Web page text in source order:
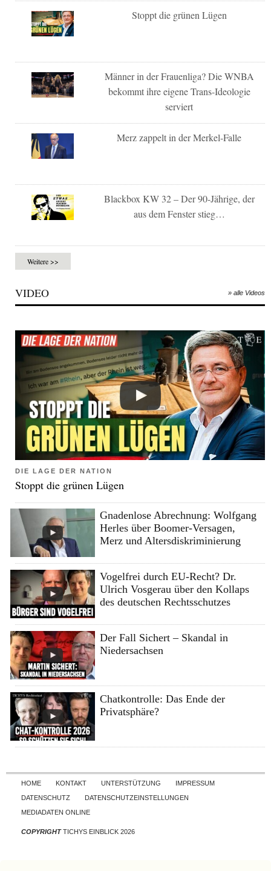
Stoppt die grünen Lügen
Männer in der Frauenliga? Die WNBA
bekommt ihre eigene Trans-Ideologie
serviert
Merz zappelt in der Merkel-Falle
Blackbox KW 32 – Der 90-Jährige, der
aus dem Fenster stieg…
Weitere >>
VIDEO » alle Videos
DIE LAGE DER NATION
Stoppt die grünen Lügen
Gnadenlose Abrechnung: Wolfgang
Herles über Boomer-Versagen,
Merz und Altersdiskriminierung
Vogelfrei durch EU-Recht? Dr.
Ulrich Vosgerau über den Kollaps
des deutschen Rechtsschutzes
Der Fall Sichert – Skandal in
Niedersachsen
Chatkontrolle: Das Ende der
Privatsphäre?
Skip to content
HOME KONTAKT UNTERSTÜTZUNG
IMPRESSUM
DATENSCHUTZ
DATENSCHUTZEINSTELLUNGEN
MEDIADATEN ONLINE
COPYRIGHTTICHYS EINBLICK 2026